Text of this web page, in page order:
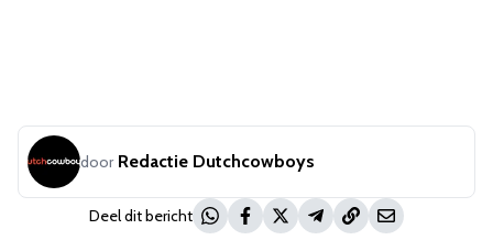
door Redactie Dutchcowboys
Deel dit bericht